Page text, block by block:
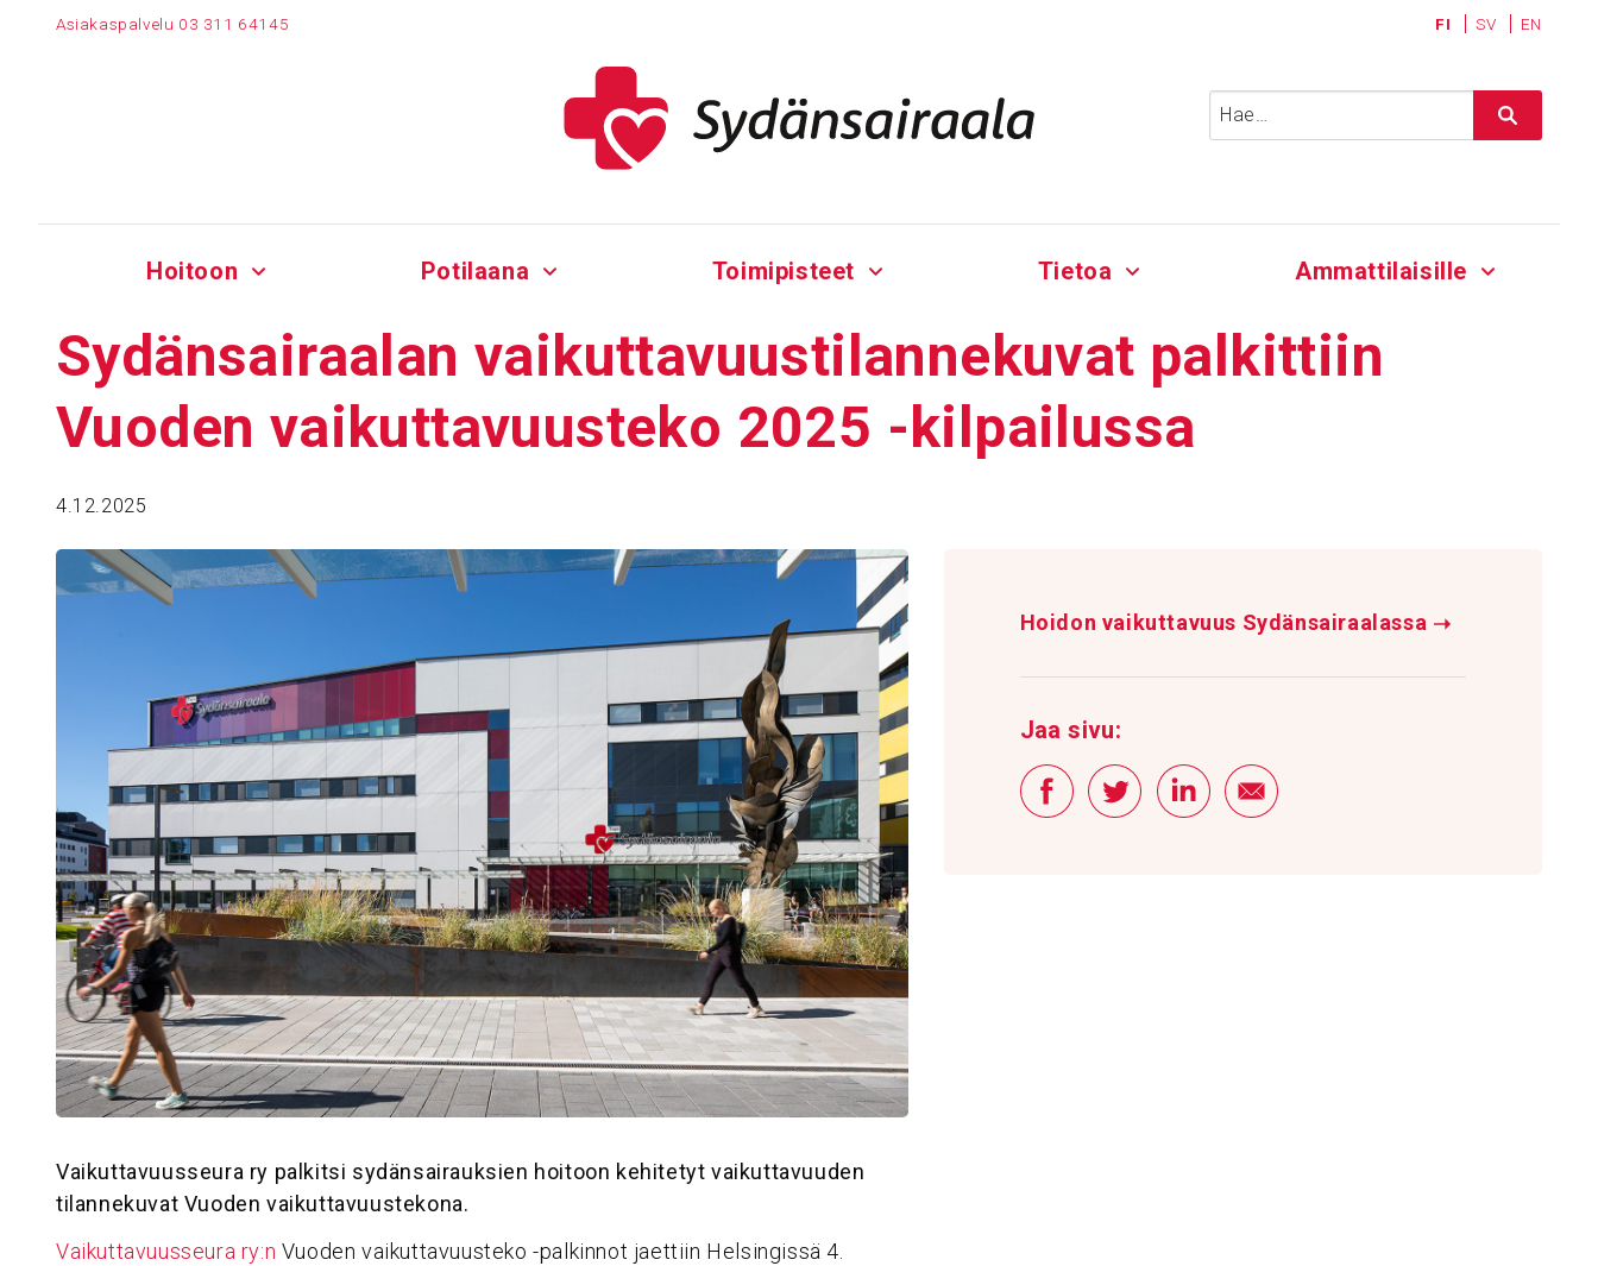
Asiakaspalvelu 03 311 64145 FI SV EN
Hoitoon Potilaana Toimipisteet Tietoa Ammattilaisille
Sydän­sai­raalan vaikut­ta­vuus­ti­lan­ne­kuvat palkit­tiin
Vuoden vaikut­ta­vuus­teko 2025 -kilpai­lussa
4.12.2025
Vaikuttavuusseura ry palkitsi sydänsairauksien hoitoon kehitetyt vaikuttavuuden
tilannekuvat Vuoden vaikuttavuustekona.
Vaikuttavuusseura ry:n Vuoden vaikuttavuusteko -palkinnot jaettiin Helsingissä 4.
Hoidon vaikuttavuus Sydänsairaalassa ➝
Jaa sivu: